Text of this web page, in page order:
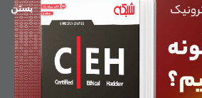
بستن
پایانی بر گوشی‌ها و تبلت‌های هوشمند